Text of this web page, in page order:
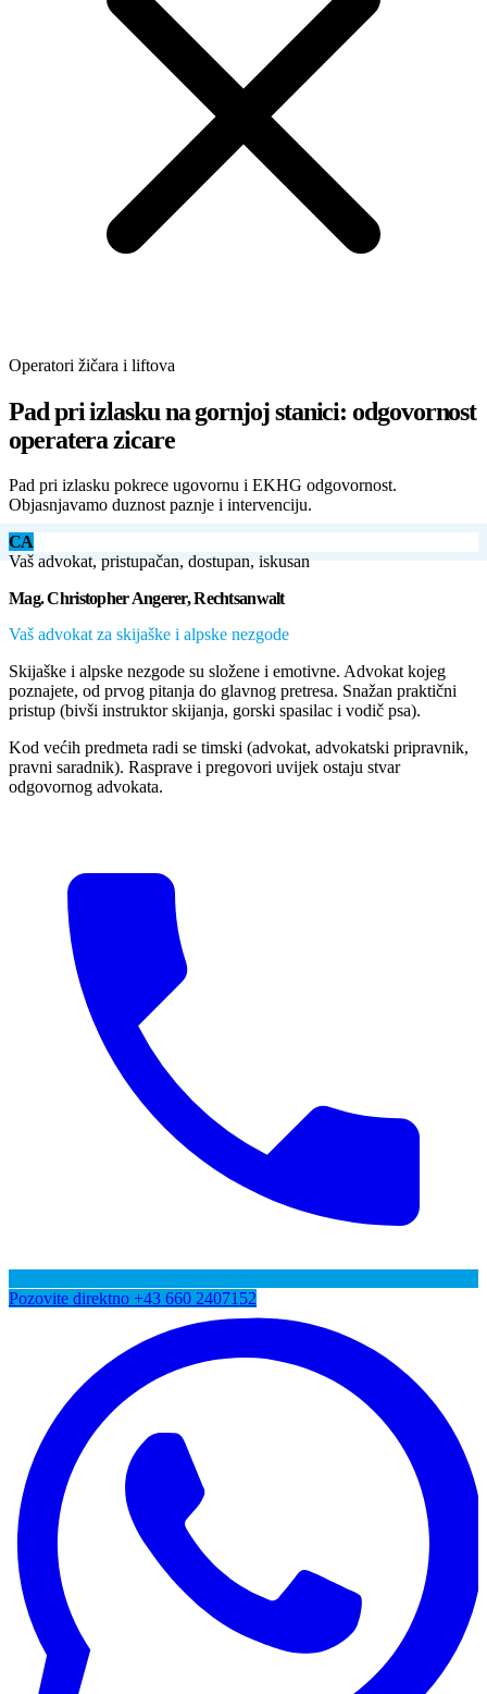
Operatori žičara i liftova
Pad pri izlasku na gornjoj stanici: odgovornost
operatera zicare
Pad pri izlasku pokrece ugovornu i EKHG odgovornost.
Objasnjavamo duznost paznje i intervenciju.
CA
Vaš advokat, pristupačan, dostupan, iskusan
Mag. Christopher Angerer, Rechtsanwalt
Vaš advokat za skijaške i alpske nezgode
Skijaške i alpske nezgode su složene i emotivne. Advokat kojeg
poznajete, od prvog pitanja do glavnog pretresa. Snažan praktični
pristup (bivši instruktor skijanja, gorski spasilac i vodič psa).
Kod većih predmeta radi se timski (advokat, advokatski pripravnik,
pravni saradnik). Rasprave i pregovori uvijek ostaju stvar
odgovornog advokata.
Pozovite direktno +43 660 2407152